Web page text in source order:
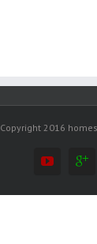
Copyright 2016